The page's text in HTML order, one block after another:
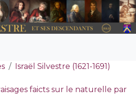
Israël Silvestre (1621-1691)
faicts sur le naturelle par